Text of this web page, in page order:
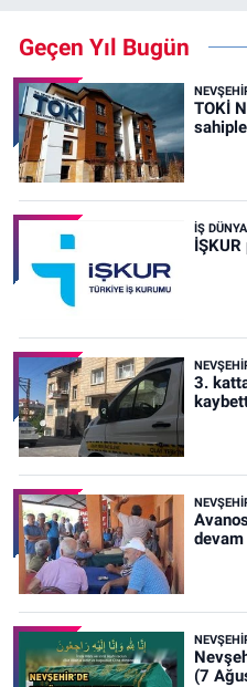
Geçen Yıl Bugün
TOKİ
İŞ
İŞKUR
3.
(7